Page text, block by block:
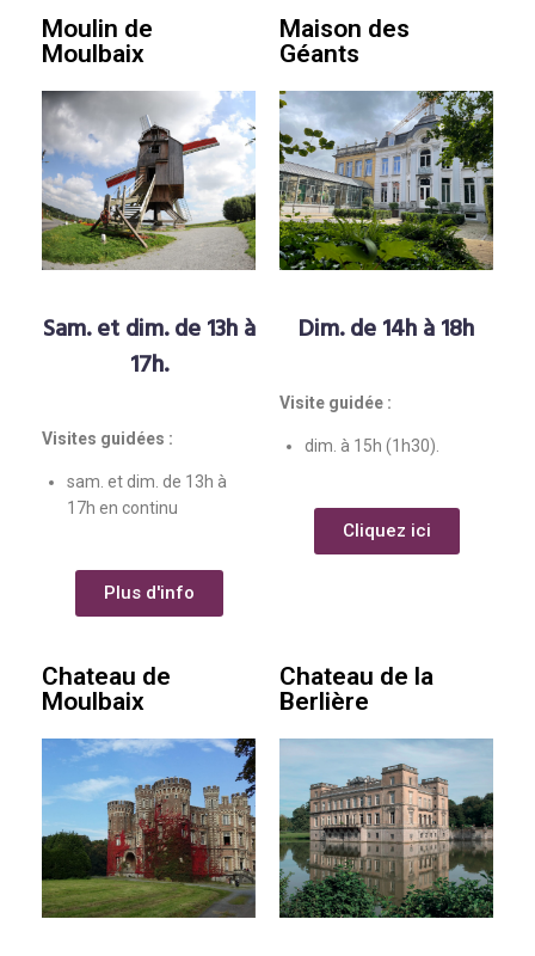
Moulin de
Moulbaix
Sam. et dim. de 13h à
17h.
Visites guidées :
sam. et dim. de 13h à
17h en continu
Plus d'info
Maison des
Géants
Dim. de 14h à 18h
Visite guidée :
dim. à 15h (1h30).
Cliquez ici
Chateau de
Moulbaix
Chateau de la
Berlière